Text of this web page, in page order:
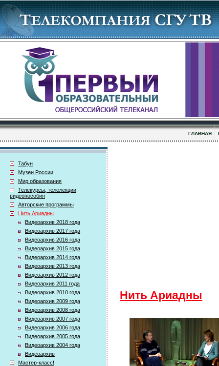
ГЛАВНАЯ
Табун
Музеи России
Мир образования
Телекурсы, телелекции,
видеопособия
Авторские программы
Нить Ариадны
Видеоархив 2018 года
Видеоархив 2017 года
Видеоархив 2016 года
Видеоархив 2015 года
Видеоархив 2014 года
Видеоархив 2013 года
Видеоархив 2012 года
Видеоархив 2011 года
Видеоархив 2010 года
Видеоархив 2009 года
Видеоархив 2008 года
Видеоархив 2007 года
Видеоархив 2006 года
Видеоархив 2005 года
Видеоархив 2004 года
Видеоархив
Мастер-класс!
Нить Ариадны